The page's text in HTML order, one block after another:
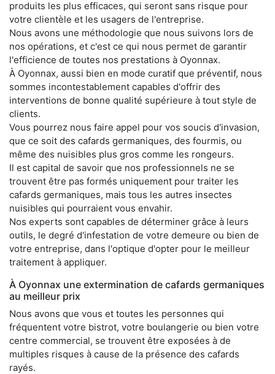
produits les plus efficaces, qui seront sans risque pour
votre clientèle et les usagers de l'entreprise.
Nous avons une méthodologie que nous suivons lors de
nos opérations, et c'est ce qui nous permet de garantir
l'efficience de toutes nos prestations à Oyonnax.
À Oyonnax, aussi bien en mode curatif que préventif, nous
sommes incontestablement capables d'offrir des
interventions de bonne qualité supérieure à tout style de
clients.
Vous pourrez nous faire appel pour vos soucis d'invasion,
que ce soit des cafards germaniques, des fourmis, ou
même des nuisibles plus gros comme les rongeurs.
Il est capital de savoir que nos professionnels ne se
trouvent être pas formés uniquement pour traiter les
cafards germaniques, mais tous les autres insectes
nuisibles qui pourraient vous envahir.
Nos experts sont capables de déterminer grâce à leurs
outils, le degré d'infestation de votre demeure ou bien de
votre entreprise, dans l'optique d'opter pour le meilleur
traitement à appliquer.
À Oyonnax une extermination de cafards germaniques
au meilleur prix
Nous avons que vous et toutes les personnes qui
fréquentent votre bistrot, votre boulangerie ou bien votre
centre commercial, se trouvent être exposées à de
multiples risques à cause de la présence des cafards
rayés.